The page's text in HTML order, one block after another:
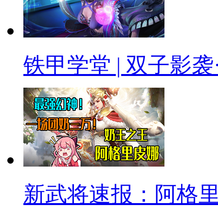
铁甲学堂 | 双子影
新武将速报：阿格